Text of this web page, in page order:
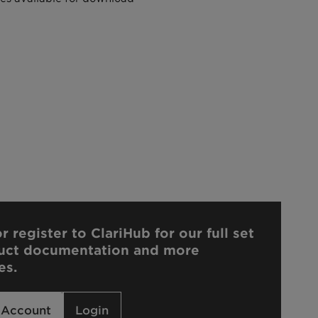
register to ClariHub for our full set
documentation and more
Login